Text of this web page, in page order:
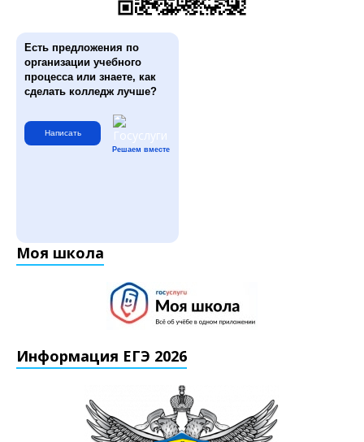
Есть предложения по
организации учебного
процесса или знаете, как
сделать колледж лучше?
Написать
Решаем вместе
Моя школа
Информация ЕГЭ 2026